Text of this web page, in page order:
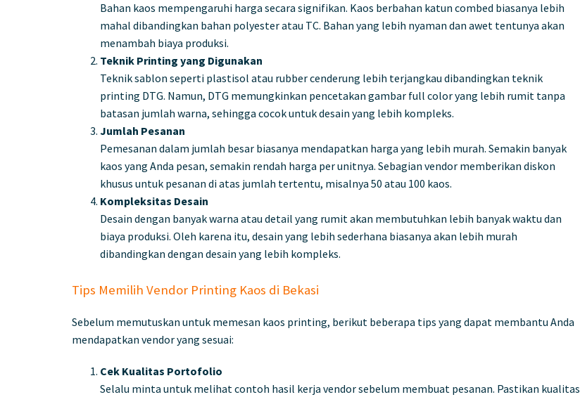
Bahan kaos mempengaruhi harga secara signifikan. Kaos berbahan katun combed biasanya lebih
mahal dibandingkan bahan polyester atau TC. Bahan yang lebih nyaman dan awet tentunya akan
menambah biaya produksi.
Teknik Printing yang Digunakan
Teknik sablon seperti plastisol atau rubber cenderung lebih terjangkau dibandingkan teknik
printing DTG. Namun, DTG memungkinkan pencetakan gambar full color yang lebih rumit tanpa
batasan jumlah warna, sehingga cocok untuk desain yang lebih kompleks.
Jumlah Pesanan
Pemesanan dalam jumlah besar biasanya mendapatkan harga yang lebih murah. Semakin banyak
kaos yang Anda pesan, semakin rendah harga per unitnya. Sebagian vendor memberikan diskon
khusus untuk pesanan di atas jumlah tertentu, misalnya 50 atau 100 kaos.
Kompleksitas Desain
Desain dengan banyak warna atau detail yang rumit akan membutuhkan lebih banyak waktu dan
biaya produksi. Oleh karena itu, desain yang lebih sederhana biasanya akan lebih murah
dibandingkan dengan desain yang lebih kompleks.
Tips Memilih Vendor Printing Kaos di Bekasi
Sebelum memutuskan untuk memesan kaos printing, berikut beberapa tips yang dapat membantu Anda
mendapatkan vendor yang sesuai:
Cek Kualitas Portofolio
Selalu minta untuk melihat contoh hasil kerja vendor sebelum membuat pesanan. Pastikan kualitas